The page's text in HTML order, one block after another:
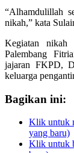
“Alhamdulillah
nikah,” kata
Kegiatan
Palembang
jajaran FKPD,
keluarga
Bagikan ini:
Klik untuk
yang baru)
Klik untuk